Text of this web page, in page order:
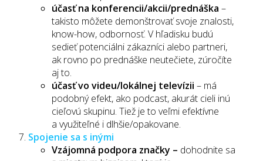
účasť na konferencii/akcii/prednáška –
takisto môžete demonštrovať svoje znalosti,
know-how, odbornosť. V hľadisku budú
sedieť potenciálni zákazníci alebo partneri,
ak rovno po prednáške neutečiete, zúročíte
aj to.
účasť vo videu/lokálnej televízii – má
podobný efekt, ako podcast, akurát cieli inú
cieľovú skupinu. Tiež je to veľmi efektívne
a využiteľné i dlhšie/opakovane.
Spojenie sa s inými
Vzájomná podpora značky – dohodnite sa